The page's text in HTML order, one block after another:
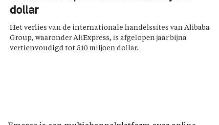
dollar
Het verlies van de internationale handelssites van Alibaba
Group, waaronder AliExpress, is afgelopen jaar bijna
vertienvoudigd tot 510 miljoen dollar.